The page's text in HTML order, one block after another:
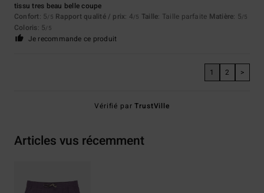
tissu tres beau belle coupe
Confort: 5/5 Rapport qualité / prix: 4/5 Taille: Taille parfaite Matière: 5/5
Coloris: 5/5
Je recommande ce produit
1 2 >
Vérifié parTrustVille
Articles vus récemment